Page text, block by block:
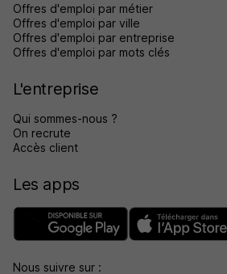
Offres d'emploi par métier
Offres d'emploi par ville
Offres d'emploi par entreprise
Offres d'emploi par mots clés
L'entreprise
Qui sommes-nous ?
On recrute
Accès client
Les apps
Nous suivre sur :